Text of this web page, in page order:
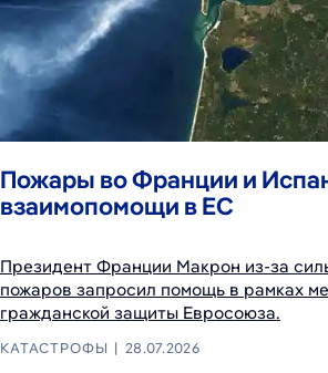
Пожары во Франции и
взаимопомощи в ЕС
Президент Франции Макрон из-за
пожаров запросил помощь в рамках
гражданской защиты Евросоюза.
КАТАСТРОФЫ 28.07.2026